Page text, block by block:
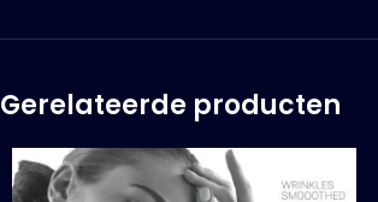
Gerelateerde producten